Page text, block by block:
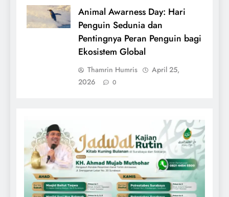
Animal Awarness Day: Hari
Penguin Sedunia dan
Pentingnya Peran Penguin bagi
Ekosistem Global
Thamrin Humris
April 25,
2026
0